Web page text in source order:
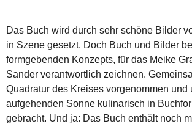
Das Buch wird durch sehr schöne Bilder
in Szene gesetzt. Doch Buch und Bilder
formgebenden Konzepts, für das Meike
Sander verantwortlich zeichnen.
Quadratur des Kreises vorgenommen und
aufgehenden Sonne kulinarisch in
gebracht. Und ja: Das Buch enthält noch